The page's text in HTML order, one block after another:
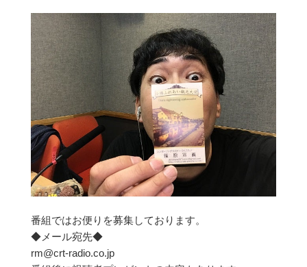
番組ではお便りを募集しております。
◆メール宛先◆
rm@crt-radio.co.jp